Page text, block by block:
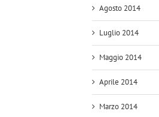
Agosto 2014
Luglio 2014
Maggio 2014
Aprile 2014
Marzo 2014